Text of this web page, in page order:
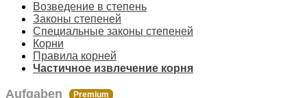
Возведение в степень
Законы степеней
Специальные законы cтепеней
Корни
Правила корней
Чаcтичное извлечение корня
Aufgaben Premium